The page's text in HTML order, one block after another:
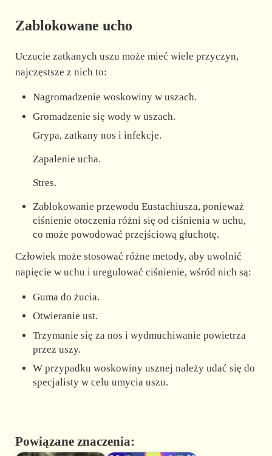
Zablokowane ucho
Uczucie zatkanych uszu może mieć wiele przyczyn,
najczęstsze z nich to:
Nagromadzenie woskowiny w uszach.
Gromadzenie się wody w uszach.
Grypa, zatkany nos i infekcje.
Zapalenie ucha.
Stres.
Zablokowanie przewodu Eustachiusza, ponieważ
ciśnienie otoczenia różni się od ciśnienia w uchu,
co może powodować przejściową głuchotę.
Człowiek może stosować różne metody, aby uwolnić
napięcie w uchu i uregulować ciśnienie, wśród nich są:
Guma do żucia.
Otwieranie ust.
Trzymanie się za nos i wydmuchiwanie powietrza
przez uszy.
W przypadku woskowiny usznej należy udać się do
specjalisty w celu umycia uszu.
Powiązane znaczenia: